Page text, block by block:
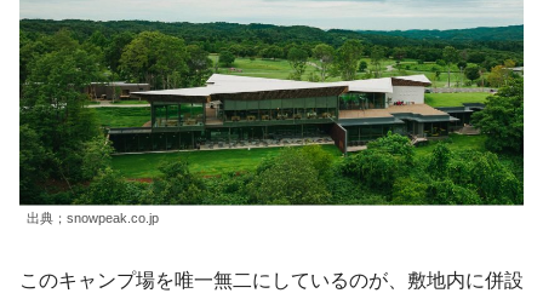
出典；snowpeak.co.jp
このキャンプ場を唯一無二にしているのが、敷地内に併設